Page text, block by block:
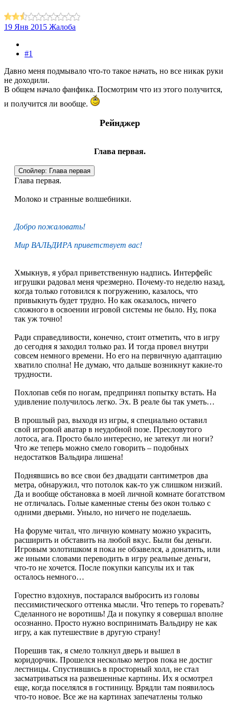
19 Янв 2015 Жалоба
#1
Давно меня подмывало что-то такое начать, но все никак руки
не доходили.
В общем начало фанфика. Посмотрим что из этого получится,
и получится ли вообще.
Рейнджер
Глава первая.
Спойлер: Глава первая
Глава первая.
Молоко и странные волшебники.
Добро пожаловать!
Мир ВАЛЬДИРА приветствует вас!
Хмыкнув, я убрал приветственную надпись. Интерфейс
игрушки радовал меня чрезмерно. Почему-то неделю назад,
когда только готовился к погружению, казалось, что
привыкнуть будет трудно. Но как оказалось, ничего
сложного в освоении игровой системы не было. Ну, пока
так уж точно!
Ради справедливости, конечно, стоит отметить, что в игру
до сегодня я заходил только раз. И тогда провел внутри
совсем немного времени. Но его на первичную адаптацию
хватило сполна! Не думаю, что дальше возникнут какие-то
трудности.
Похлопав себя по ногам, предпринял попытку встать. На
удивление получилось легко. Эх. В реале бы так уметь…
В прошлый раз, выходя из игры, я специально оставил
свой игровой аватар в неудобной позе. Пресловутого
лотоса, ага. Просто было интересно, не затекут ли ноги?
Что же теперь можно смело говорить – подобных
недостатков Вальдира лишена!
Поднявшись во все свои без двадцати сантиметров два
метра, обнаружил, что потолок как-то уж слишком низкий.
Да и вообще обстановка в моей личной комнате богатством
не отличалась. Голые каменные стены без окон только с
одними дверьми. Уныло, но ничего не поделаешь.
На форуме читал, что личную комнату можно украсить,
расширить и обставить на любой вкус. Были бы деньги.
Игровым золотишком я пока не обзавелся, а донатить, или
же иными словами переводить в игру реальные деньги,
что-то не хочется. После покупки капсулы их и так
осталось немного…
Горестно вздохнув, постарался выбросить из головы
пессимистического оттенка мысли. Что теперь то горевать?
Сделанного не воротишь! Да и покупку я совершал вполне
осознанно. Просто нужно воспринимать Вальдиру не как
игру, а как путешествие в другую страну!
Порешив так, я смело толкнул дверь и вышел в
коридорчик. Прошелся несколько метров пока не достиг
лестницы. Спустившись в просторный холл, не стал
засматриваться на развешенные картины. Их я осмотрел
еще, когда поселялся в гостиницу. Врядли там появилось
что-то новое. Все же на картинах запечатлены только